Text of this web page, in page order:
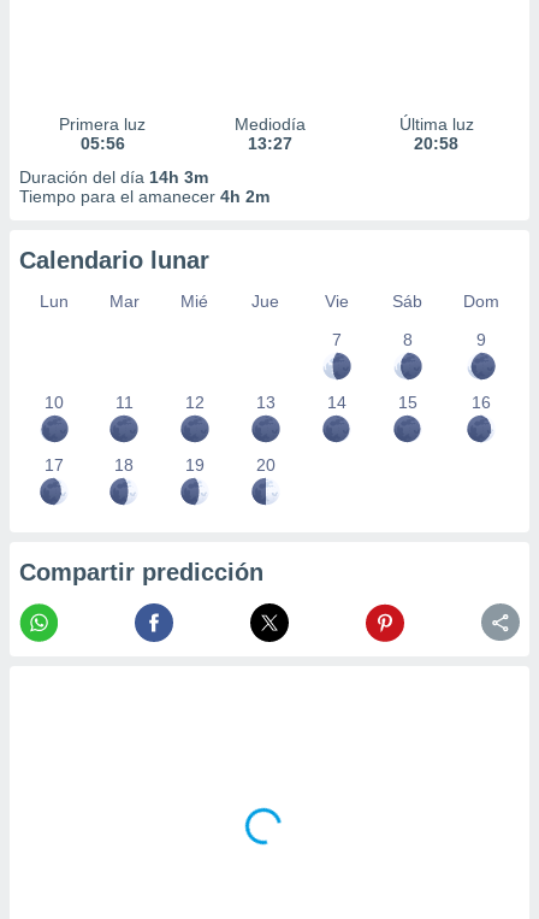
Primera luz
05:56
Mediodía
13:27
Última luz
20:58
Duración del día 14h 3m
Tiempo para el amanecer 4h 2m
Calendario lunar
Lun Mar Mié Jue Vie Sáb
Dom
7
8 9
10 11 12 13 14 15 16
17 18 19 20
Compartir predicción